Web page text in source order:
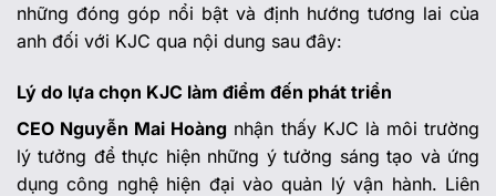
những đóng góp nổi bật và định hướng tương lai của
anh đối với KJC qua nội dung sau đây:
Lý do lựa chọn KJC làm điểm đến phát triển
CEO Nguyễn Mai Hoàng nhận thấy KJC là môi trường
lý tưởng để thực hiện những ý tưởng sáng tạo và ứng
dụng công nghệ hiện đại vào quản lý vận hành. Liên